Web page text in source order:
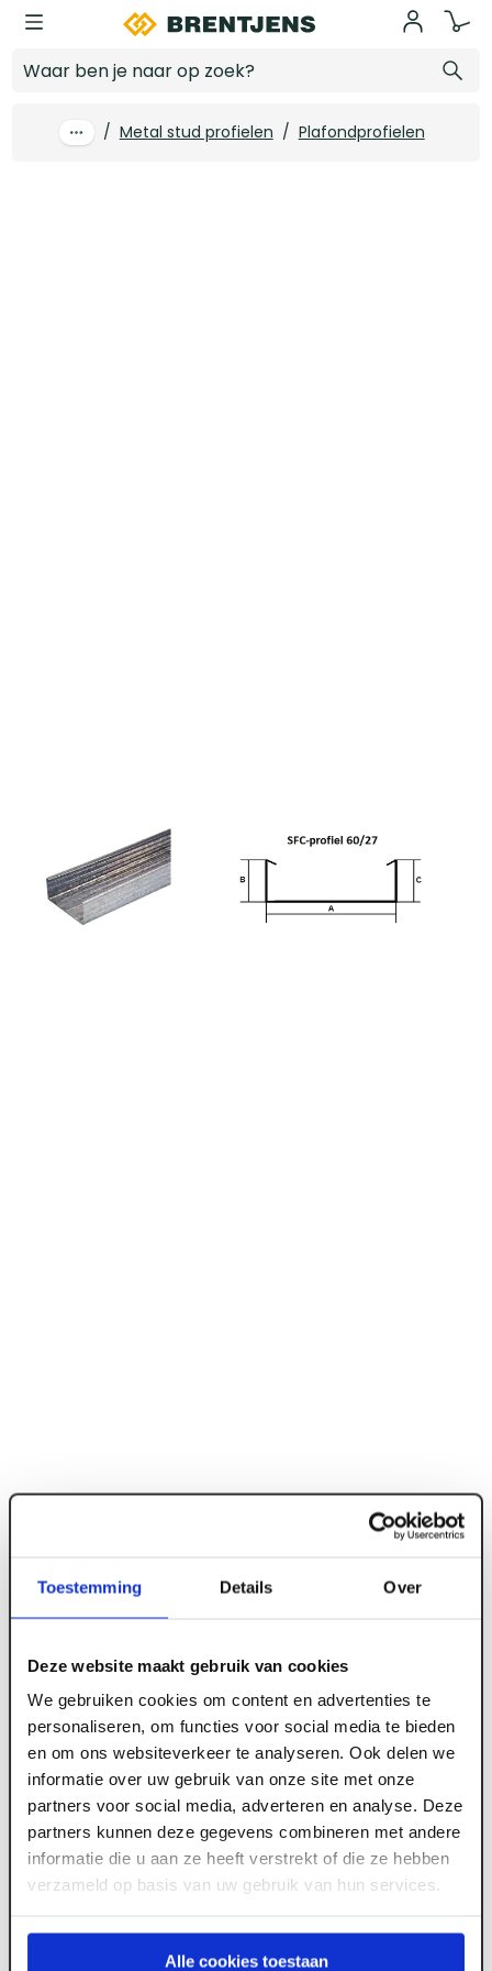
Toestemming Details Over
Deze website maakt gebruik van cookies
We gebruiken cookies om content en advertenties te
personaliseren, om functies voor social media te bieden
en om ons websiteverkeer te analyseren. Ook delen we
informatie over uw gebruik van onze site met onze
partners voor social media, adverteren en analyse. Deze
partners kunnen deze gegevens combineren met andere
informatie die u aan ze heeft verstrekt of die ze hebben
verzameld op basis van uw gebruik van hun services.
Alle cookies toestaan
Ga naar hoofdinhoud
/ Metal stud profielen / Plafondprofielen
Lengte Voorraad Aantal Totaal
3000 mm 800+
4000 mm 800+
Log in voor prijzen
Log in voor prijzen